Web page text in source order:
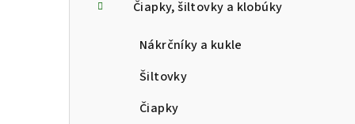
Čiapky, šiltovky a klobúky
Nákrčníky a kukle
Šiltovky
Čiapky